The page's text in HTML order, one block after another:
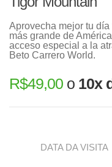
Aprovecha mejor tu
más grande de
acceso especial a la
Beto Carrero World.
R$49,00 o 10x
DATA DA VISITA